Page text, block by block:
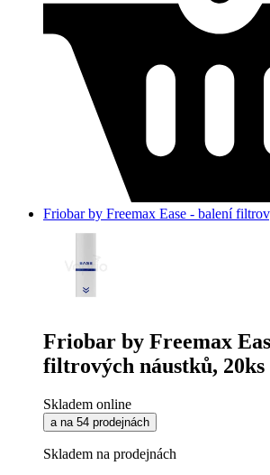
Friobar by Freemax Ease - balení
Friobar by Freemax
filtrových náustků, 20ks
Skladem online
a na 54 prodejnách
Skladem na prodejnách